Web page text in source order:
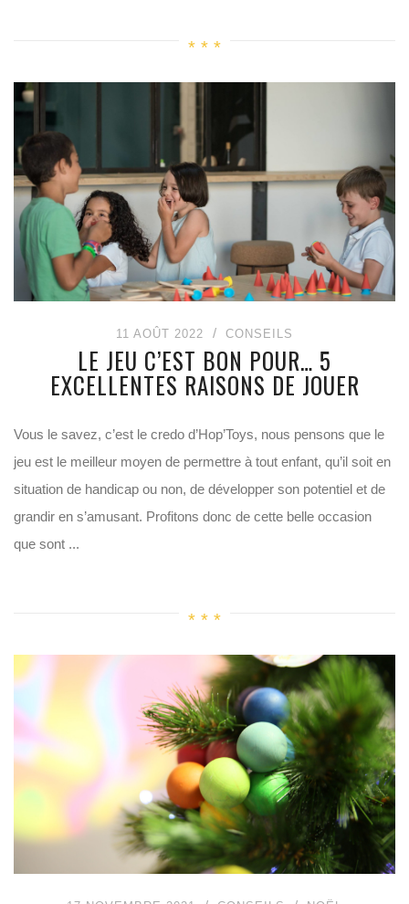
11 AOÛT 2022 CONSEILS
LE JEU C’EST BON POUR… 5
EXCELLENTES RAISONS DE JOUER
Vous le savez, c’est le credo d’Hop’Toys, nous pensons que le
jeu est le meilleur moyen de permettre à tout enfant, qu’il soit en
situation de handicap ou non, de développer son potentiel et de
grandir en s’amusant. Profitons donc de cette belle occasion
que sont ...